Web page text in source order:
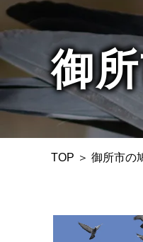
御
TOP ＞ 御所市の